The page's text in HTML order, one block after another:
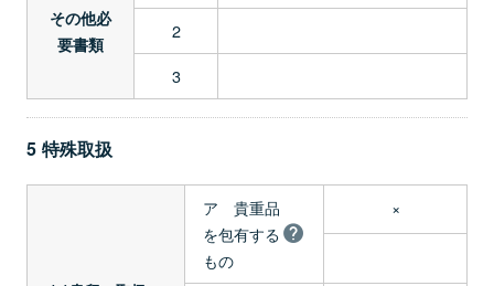
その他必
要書類
2
3
5 特殊取扱
ア 貴重品
を包有する
もの
×